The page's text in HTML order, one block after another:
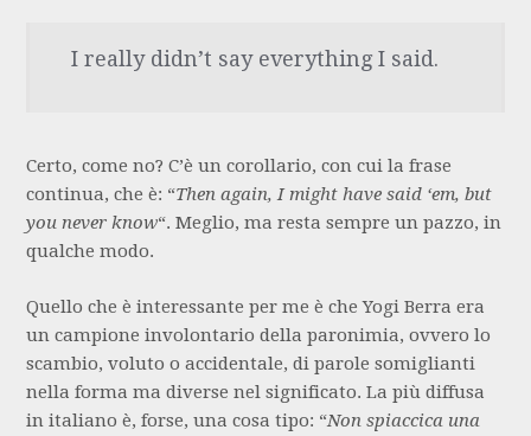
I really didn’t say everything I said.
Certo, come no? C’è un corollario, con cui la frase
continua, che è: “Then again, I might have said ‘em, but
you never know“. Meglio, ma resta sempre un pazzo, in
qualche modo.
Quello che è interessante per me è che Yogi Berra era
un campione involontario della paronimia, ovvero lo
scambio, voluto o accidentale, di parole somiglianti
nella forma ma diverse nel significato. La più diffusa
in italiano è, forse, una cosa tipo: “Non spiaccica una